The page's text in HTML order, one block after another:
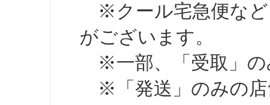
※クール宅急便など
がございます。
※一部、「受取」の
※「発送」のみの店